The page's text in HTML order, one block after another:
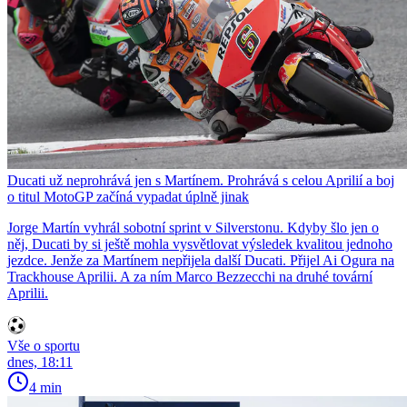
Ducati už neprohrává jen s Martínem. Prohrává s celou Aprilií a boj
o titul MotoGP začíná vypadat úplně jinak
Jorge Martín vyhrál sobotní sprint v Silverstonu. Kdyby šlo jen o
něj, Ducati by si ještě mohla vysvětlovat výsledek kvalitou jednoho
jezdce. Jenže za Martínem nepřijela další Ducati. Přijel Ai Ogura na
Trackhouse Aprilii. A za ním Marco Bezzecchi na druhé tovární
Aprilii.
Vše o sportu
dnes, 18:11
4 min